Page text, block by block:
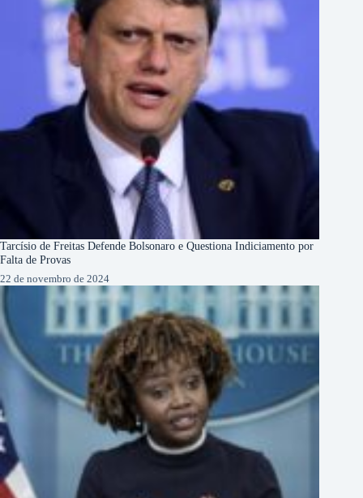
Tarcísio de Freitas Defende Bolsonaro e Questiona Indiciamento por
Falta de Provas
22 de novembro de 2024